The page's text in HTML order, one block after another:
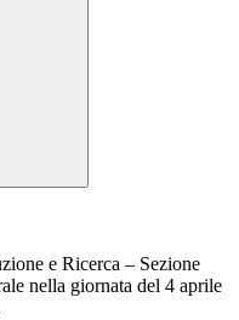
e Ricerca – Sezione
nella giornata del 4 aprile